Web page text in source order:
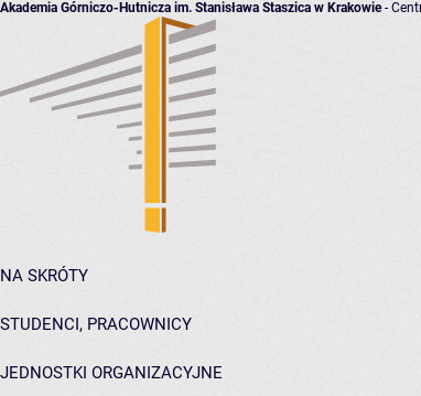
Akademia Górniczo-Hutnicza im. Stanisława Staszica w Krakowie-
NA SKRÓTY
STUDENCI, PRACOWNICY
JEDNOSTKI ORGANIZACYJNE